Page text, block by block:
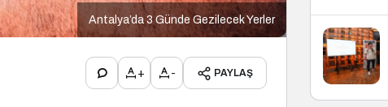
Antalya’da 3 Günde Gezilecek Yerler
+ - PAYLAŞ